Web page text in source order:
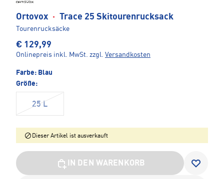
Ortovox · Trace 25 Skitourenrucksack
Tourenrucksäcke
€ 129,99
Onlinepreis inkl. MwSt. zzgl. Versandkosten
Farbe: Blau
Größe:
25 L
Dieser Artikel ist ausverkauft
IN DEN WARENKORB